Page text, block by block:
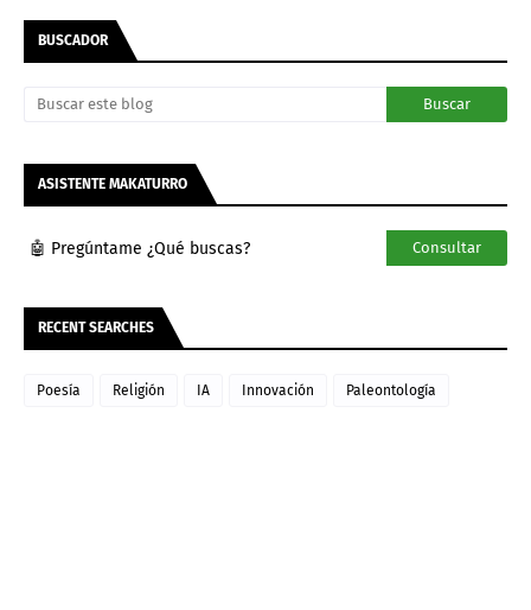
BUSCADOR
ASISTENTE MAKATURRO
🤖 Pregúntame ¿Qué buscas? Consultar
RECENT SEARCHES
Poesía Religión IA Innovación Paleontología